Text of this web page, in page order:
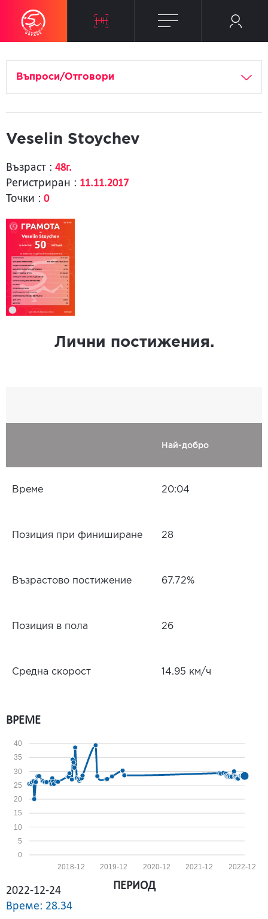
Въпроси/Отговори
Veselin Stoychev
Възраст : 48г.
Регистриран : 11.11.2017
Точки : 0
Лични постижения.
Най-добро
Време 20:04
Позиция при финиширане 28
Възрастово постижение 67.72%
Позиция в пола 26
Средна скорост 14.95 км/ч
ВРЕМЕ
0
5
10
15
20
25
30
35
40
2022-12
2021-12
2020-12
2019-12
2018-12
2022-12-24
Време: 28.34
ПЕРИОД